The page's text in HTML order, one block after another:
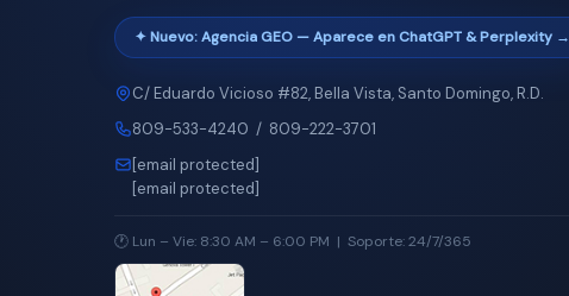
✦ Nuevo: Agencia GEO — Aparece en ChatGPT & Perplexity →
C/ Eduardo Vicioso #82, Bella Vista, Santo Domingo, R.D.
809-533-4240 / 809-222-3701
[email protected]
[email protected]
🕐 Lun – Vie: 8:30 AM – 6:00 PM | Soporte: 24/7/365